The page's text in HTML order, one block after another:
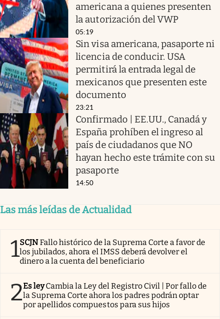
americana a quienes presenten
la autorización del VWP
05:19
Sin visa americana, pasaporte ni
licencia de conducir. USA
permitirá la entrada legal de
mexicanos que presenten este
documento
23:21
Confirmado | EE.UU., Canadá y
España prohíben el ingreso al
país de ciudadanos que NO
hayan hecho este trámite con su
pasaporte
14:50
Las más leídas de Actualidad
1SCJNFallo histórico de la Suprema Corte a favor de
los jubilados, ahora el IMSS deberá devolver el
dinero a la cuenta del beneficiario
2Es ley Cambia la Ley del Registro Civil | Por fallo de
la Suprema Corte ahora los padres podrán optar
por apellidos compuestos para sus hijos